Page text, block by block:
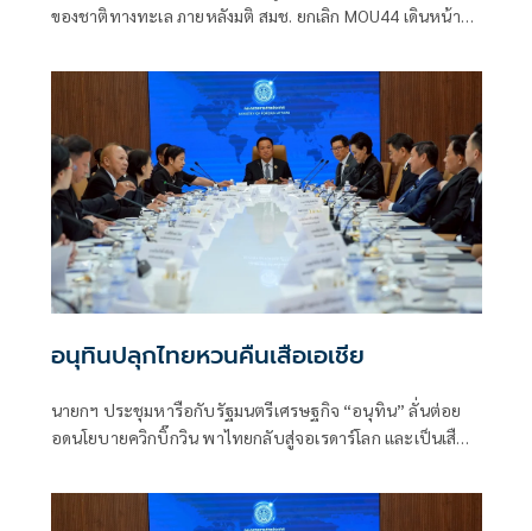
ของชาติทางทะเล ภายหลังมติ สมช. ยกเลิก MOU44 เดินหน้า
อนุทินปลุกไทยหวนคืนเสือเอเชีย
นายกฯ ประชุมหารือกับรัฐมนตรีเศรษฐกิจ “อนุทิน” ลั่นต่อย
อดนโยบายควิกบิ๊กวิน พาไทยกลับสู่จอเรดาร์โลก และเป็นเสือ